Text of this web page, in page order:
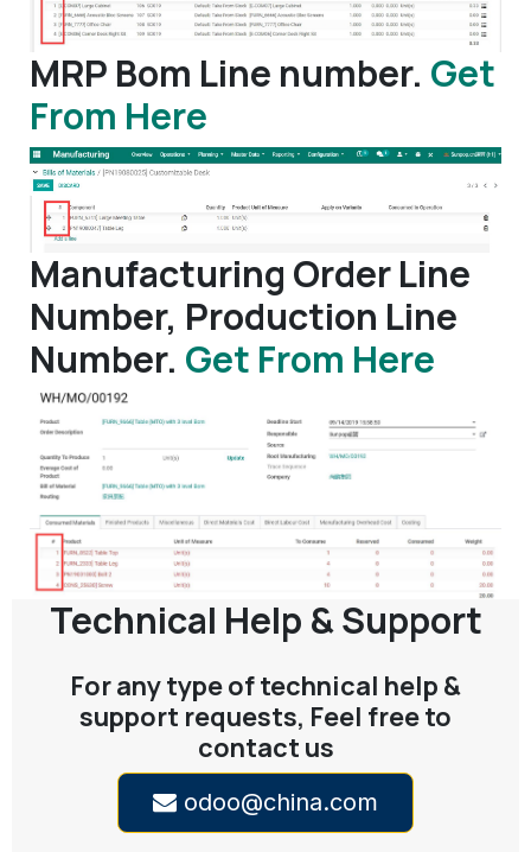
MRP Bom Line number. Get
From Here
Manufacturing Order Line
Number, Production Line
Number. Get From Here
Technical Help & Support
For any type of technical help &
support requests, Feel free to
contact us
odoo@china.com